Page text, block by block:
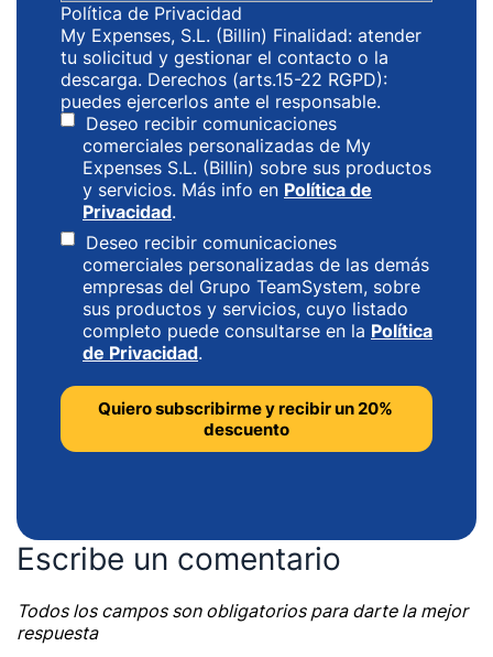
Política de Privacidad
My Expenses, S.L. (Billin) Finalidad: atender
tu solicitud y gestionar el contacto o la
descarga. Derechos (arts.15-22 RGPD):
puedes ejercerlos ante el responsable.
Deseo recibir comunicaciones
comerciales personalizadas de My
Expenses S.L. (Billin) sobre sus productos
y servicios. Más info en Política de
Privacidad.
Deseo recibir comunicaciones
comerciales personalizadas de las demás
empresas del Grupo TeamSystem, sobre
sus productos y servicios, cuyo listado
completo puede consultarse en la Política
de Privacidad.
Escribe un comentario
Todos los campos son obligatorios para darte la mejor
respuesta